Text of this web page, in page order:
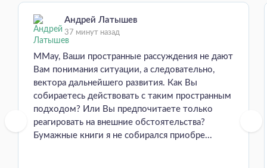
Андрей Латышев
37 минут назад
MMay, Ваши пространные рассуждения не дают
Вам понимания ситуации, а следовательно,
вектора дальнейшего развития. Как Вы
собираетесь действовать с таким пространным
подходом? Или Вы предпочитаете только
реагировать на внешние обстоятельства?
Бумажные книги я не собирался приобре...